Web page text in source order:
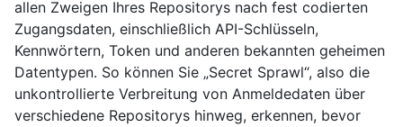
allen Zweigen Ihres Repositorys nach fest codierten
Zugangsdaten, einschließlich API-Schlüsseln,
Kennwörtern, Token und anderen bekannten geheimen
Datentypen. So können Sie „Secret Sprawl“, also die
unkontrollierte Verbreitung von Anmeldedaten über
verschiedene Repositorys hinweg, erkennen, bevor